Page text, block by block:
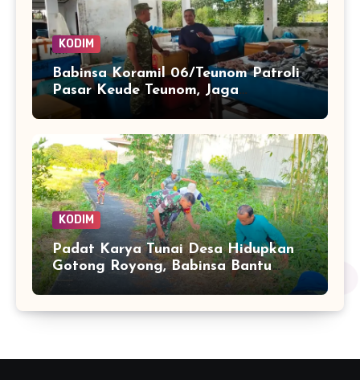
KODIM
Babinsa Koramil 06/Teunom Patroli
Pasar Keude Teunom, Jaga
Keamanan dan Kenyamanan
Aktivitas Warga
KODIM
Padat Karya Tunai Desa Hidupkan
Gotong Royong, Babinsa Bantu
Bersihkan Akses Warga